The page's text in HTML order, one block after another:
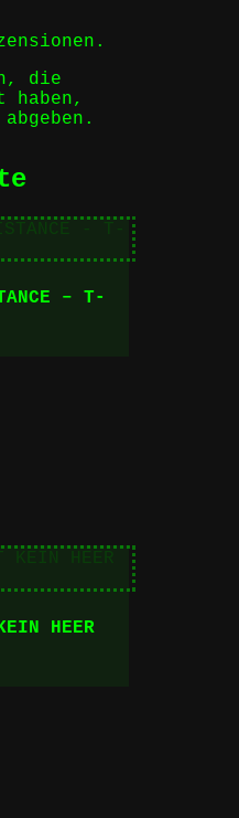
die
haben,
– T-
HEER